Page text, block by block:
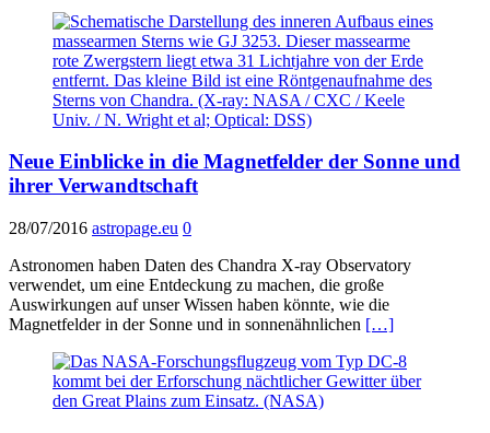
Neue Einblicke in die Magnetfelder der Sonne und
ihrer Verwandtschaft
28/07/2016 astropage.eu 0
Astronomen haben Daten des Chandra X-ray Observatory
verwendet, um eine Entdeckung zu machen, die große
Auswirkungen auf unser Wissen haben könnte, wie die
Magnetfelder in der Sonne und in sonnenähnlichen […]